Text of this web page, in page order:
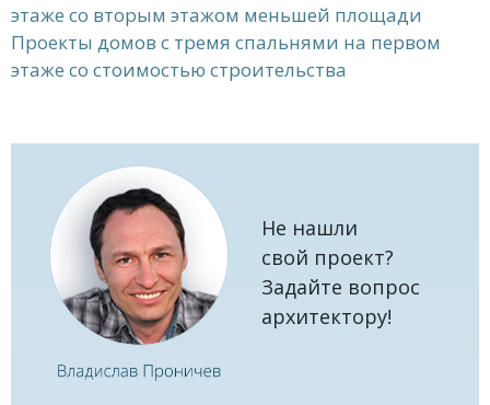
этаже со вторым этажом меньшей площади
Проекты домов с тремя спальнями на первом
этаже со стоимостью строительства
Не нашли
свой проект?
Задайте вопрос
архитектору!